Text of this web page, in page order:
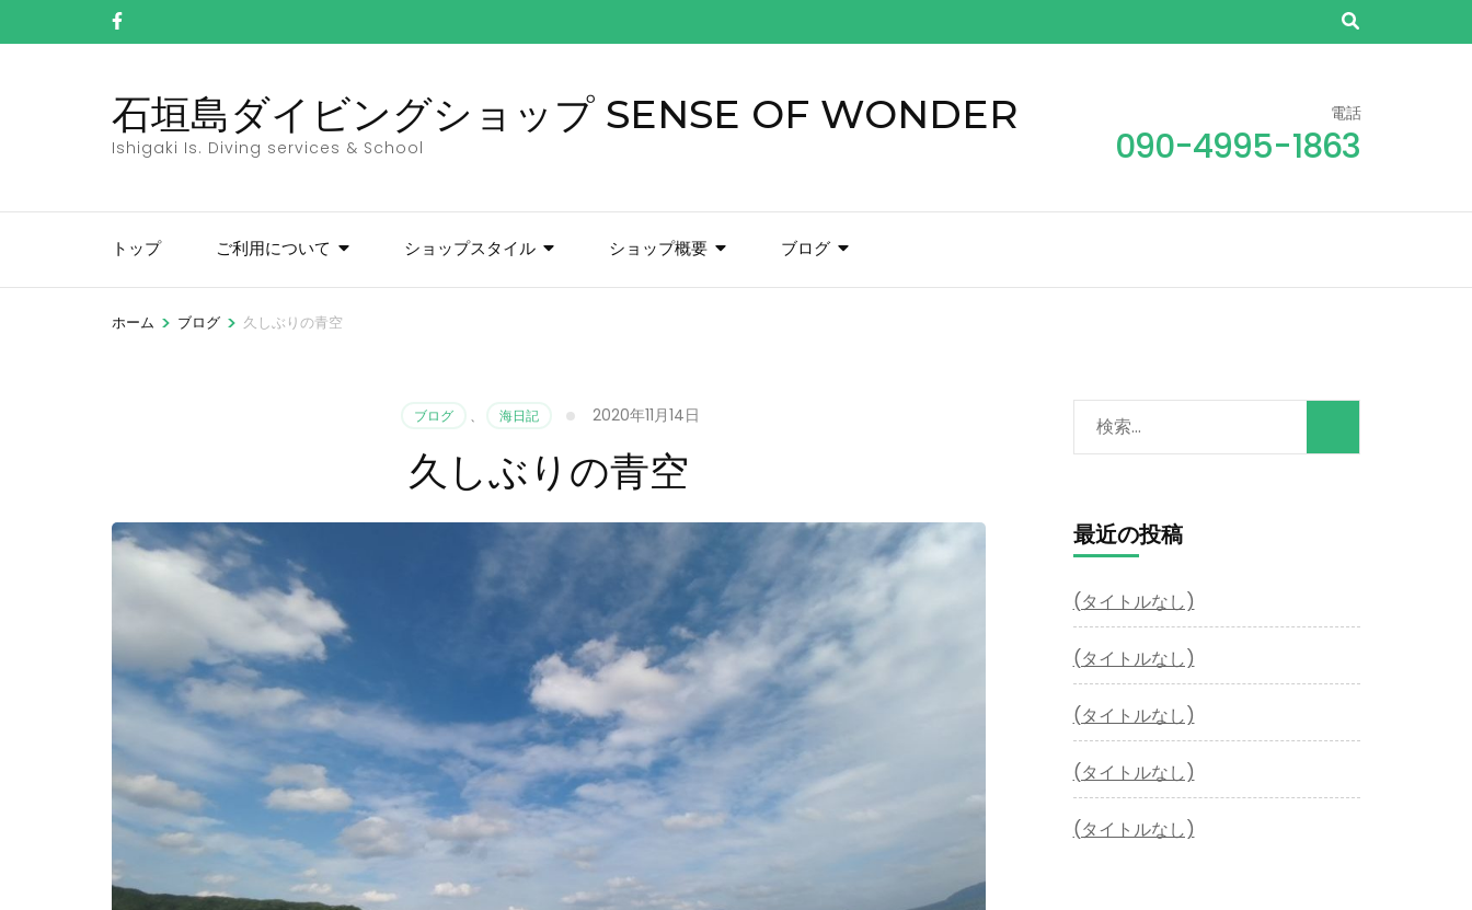
ン
プ
石垣島ダイビングショップ SENSE OF WONDER
Ishigaki Is. Diving services & School
電話
090-4995-1863
トップ ご利用について ショップスタイル ショップ概要 ブログ
ホーム > ブログ > 久しぶりの青空
ブログ 、 海日記 2020年11月14日
久しぶりの青空
検
索:
最近の投稿
(タイトルなし)
(タイトルなし)
(タイトルなし)
(タイトルなし)
(タイトルなし)